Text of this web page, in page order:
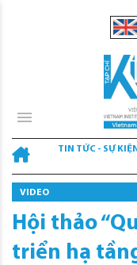
TIN TỨC - SỰ KIỆN
VIDEO
Hội thảo
triển hạ